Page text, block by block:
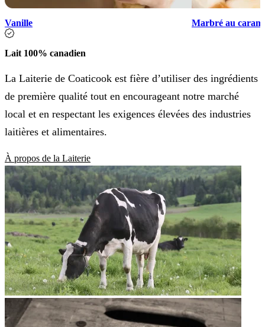
Vanille Marbré au
Lait 100% canadien
La Laiterie de Coaticook est fière d’utiliser des ingrédients
de première qualité tout en encourageant notre marché
local et en respectant les exigences élevées des industries
laitières et alimentaires.
À propos de la Laiterie